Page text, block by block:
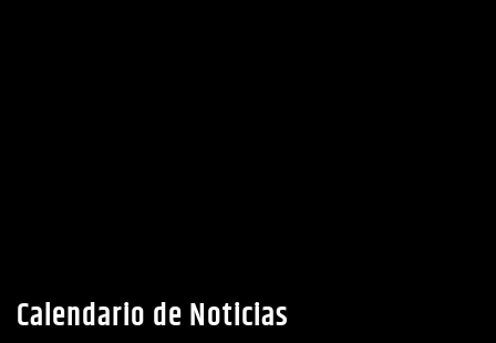
Calendario de Noticias